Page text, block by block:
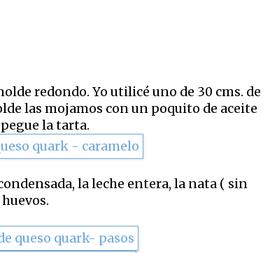
redondo. Yo utilicé uno de 30 cms. de
las mojamos con un poquito de aceite
la tarta.
la leche entera, la nata ( sin